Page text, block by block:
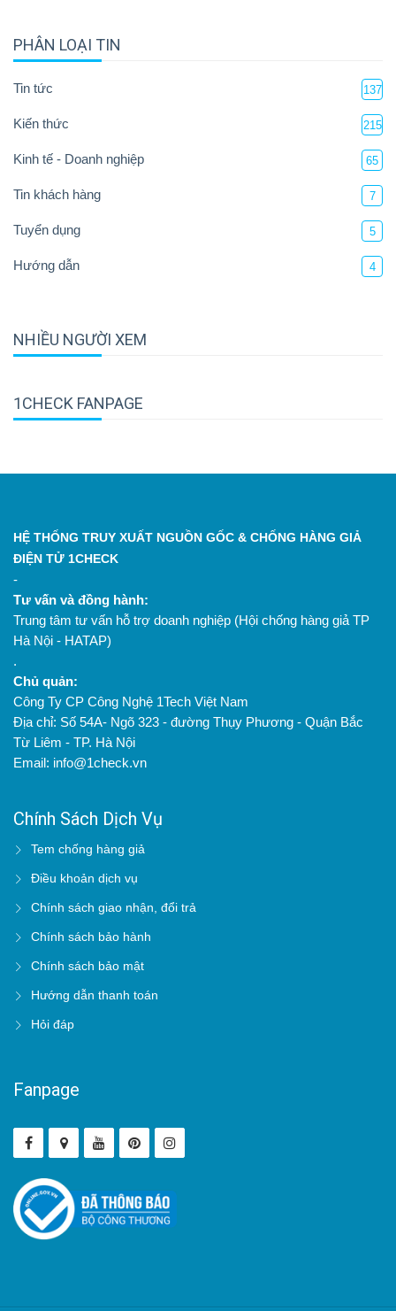
PHÂN LOẠI TIN
Tin tức 137
Kiến thức 215
Kinh tế - Doanh nghiệp 65
Tin khách hàng 7
Tuyển dụng 5
Hướng dẫn 4
NHIỀU NGƯỜI XEM
1CHECK FANPAGE
HỆ THỐNG TRUY XUẤT NGUỒN GỐC & CHỐNG HÀNG GIẢ
ĐIỆN TỬ 1CHECK
-
Tư vấn và đồng hành:
Trung tâm tư vấn hỗ trợ doanh nghiệp (Hội chống hàng giả TP
Hà Nội - HATAP)
.
Chủ quản:
Công Ty CP Công Nghệ 1Tech Việt Nam
Địa chỉ: Số 54A- Ngõ 323 - đường Thụy Phương - Quận Bắc
Từ Liêm - TP. Hà Nội
Email: info@1check.vn
Chính Sách Dịch Vụ
Tem chống hàng giả
Điều khoản dịch vụ
Chính sách giao nhận, đổi trả
Chính sách bảo hành
Chính sách bảo mật
Hướng dẫn thanh toán
Hỏi đáp
Fanpage